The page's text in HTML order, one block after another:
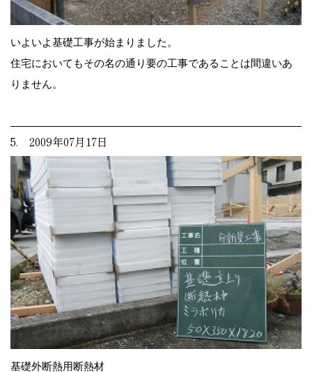
いよいよ基礎工事が始まりました。
住宅においてもその名の通り要の工事であることは間違いあ
りません。
5. 2009年07月17日
基礎外断熱用断熱材